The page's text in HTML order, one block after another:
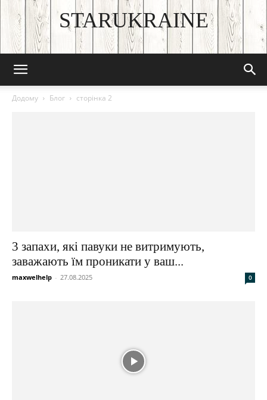
STARUKRAINE
DISCOVER THE ART OF PUBLISHING
Додому Блог сторінка 2
3 запахи, які павуки не витримують,
заважають їм проникати у ваш...
maxwelhelp - 27.08.2025 0